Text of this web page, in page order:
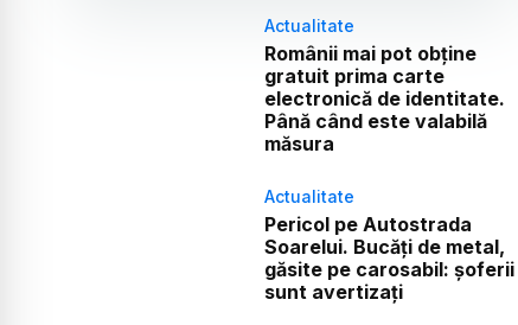
Actualitate
Românii mai pot obține
gratuit prima carte
electronică de identitate.
Până când este valabilă
măsura
Actualitate
Pericol pe Autostrada
Soarelui. Bucăți de metal,
găsite pe carosabil: șoferii
sunt avertizați